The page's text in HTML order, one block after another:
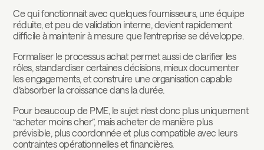
Ce qui fonctionnait avec quelques fournisseurs, une équipe
réduite, et peu de validation interne, devient rapidement
difficile à maintenir à mesure que l’entreprise se développe.
Formaliser le processus achat permet aussi de clarifier les
rôles, standardiser certaines décisions, mieux documenter
les engagements, et construire une organisation capable
d’absorber la croissance dans la durée.
Pour beaucoup de PME, le sujet n’est donc plus uniquement
“acheter moins cher”, mais acheter de manière plus
prévisible, plus coordonnée et plus compatible avec leurs
contraintes opérationnelles et financières.